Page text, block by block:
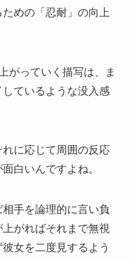
めの「忍耐」の向上
がっていく描写は、ま
ているような没入感
に応じて周囲の反応
白いんですよね。
手を論理的に言い負
がればそれまで無視
女を二度見するよう